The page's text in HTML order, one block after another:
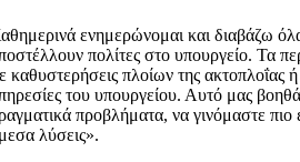
ενημερώνομαι και διαβάζω
πολίτες στο υπουργείο. Τα
καθυστερήσεις πλοίων της ακτοπλοΐας
του υπουργείου. Αυτό μας
προβλήματα, να γινόμαστε πιο
λύσεις».